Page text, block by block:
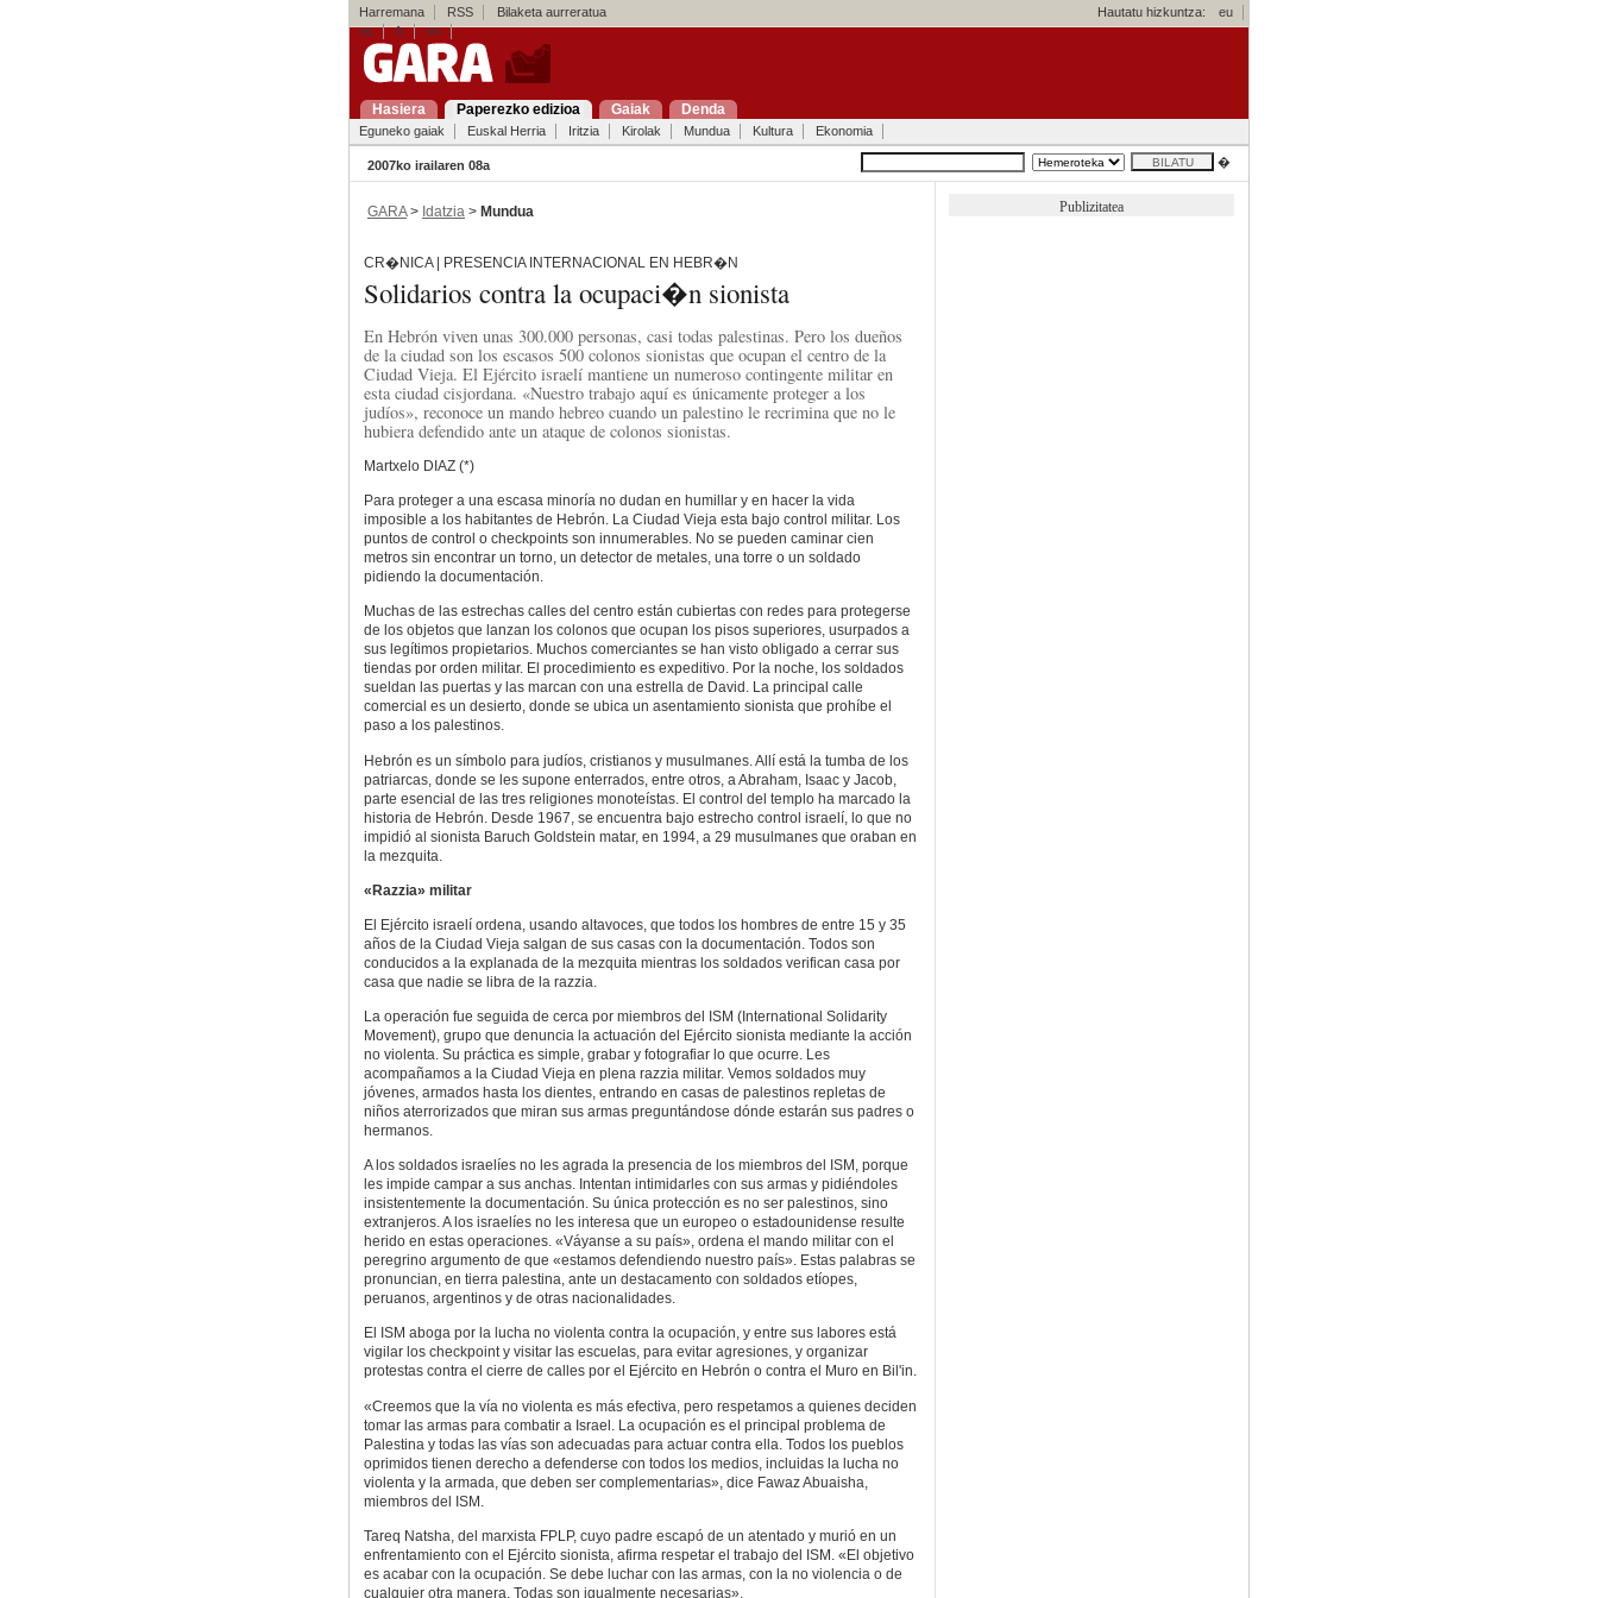
Harremana RSS Bilaketa aurreratua Hautatu hizkuntza:
eu
es
fr en
Hasiera Paperezko edizioa Gaiak Denda
Eguneko gaiak Euskal Herria Iritzia Kirolak Mundua Kultura Ekonomia
2007ko irailaren 08a �
GARA> Idatzia > Mundua
CR�NICA | PRESENCIA INTERNACIONAL EN HEBR�N
Solidarios contra la ocupaci�n sionista
En Hebrón viven unas 300.000 personas, casi todas palestinas. Pero los dueños
de la ciudad son los escasos 500 colonos sionistas que ocupan el centro de la
Ciudad Vieja. El Ejército israelí mantiene un numeroso contingente militar en
esta ciudad cisjordana. «Nuestro trabajo aquí es únicamente proteger a los
judíos», reconoce un mando hebreo cuando un palestino le recrimina que no le
hubiera defendido ante un ataque de colonos sionistas.
Martxelo DIAZ (*)
Para proteger a una escasa minoría no dudan en humillar y en hacer la vida
imposible a los habitantes de Hebrón. La Ciudad Vieja esta bajo control militar. Los
puntos de control o checkpoints son innumerables. No se pueden caminar cien
metros sin encontrar un torno, un detector de metales, una torre o un soldado
pidiendo la documentación.
Muchas de las estrechas calles del centro están cubiertas con redes para protegerse
de los objetos que lanzan los colonos que ocupan los pisos superiores, usurpados a
sus legítimos propietarios. Muchos comerciantes se han visto obligado a cerrar sus
tiendas por orden militar. El procedimiento es expeditivo. Por la noche, los soldados
sueldan las puertas y las marcan con una estrella de David. La principal calle
comercial es un desierto, donde se ubica un asentamiento sionista que prohíbe el
paso a los palestinos.
Hebrón es un símbolo para judíos, cristianos y musulmanes. Allí está la tumba de los
patriarcas, donde se les supone enterrados, entre otros, a Abraham, Isaac y Jacob,
parte esencial de las tres religiones monoteístas. El control del templo ha marcado la
historia de Hebrón. Desde 1967, se encuentra bajo estrecho control israelí, lo que no
impidió al sionista Baruch Goldstein matar, en 1994, a 29 musulmanes que oraban en
la mezquita.
«Razzia» militar
El Ejército israelí ordena, usando altavoces, que todos los hombres de entre 15 y 35
años de la Ciudad Vieja salgan de sus casas con la documentación. Todos son
conducidos a la explanada de la mezquita mientras los soldados verifican casa por
casa que nadie se libra de la razzia.
La operación fue seguida de cerca por miembros del ISM (International Solidarity
Movement), grupo que denuncia la actuación del Ejército sionista mediante la acción
no violenta. Su práctica es simple, grabar y fotografiar lo que ocurre. Les
acompañamos a la Ciudad Vieja en plena razzia militar. Vemos soldados muy
jóvenes, armados hasta los dientes, entrando en casas de palestinos repletas de
niños aterrorizados que miran sus armas preguntándose dónde estarán sus padres o
hermanos.
A los soldados israelíes no les agrada la presencia de los miembros del ISM, porque
les impide campar a sus anchas. Intentan intimidarles con sus armas y pidiéndoles
insistentemente la documentación. Su única protección es no ser palestinos, sino
extranjeros. A los israelíes no les interesa que un europeo o estadounidense resulte
herido en estas operaciones. «Váyanse a su país», ordena el mando militar con el
peregrino argumento de que «estamos defendiendo nuestro país». Estas palabras se
pronuncian, en tierra palestina, ante un destacamento con soldados etíopes,
peruanos, argentinos y de otras nacionalidades.
El ISM aboga por la lucha no violenta contra la ocupación, y entre sus labores está
vigilar los checkpoint y visitar las escuelas, para evitar agresiones, y organizar
protestas contra el cierre de calles por el Ejército en Hebrón o contra el Muro en Bil'in.
«Creemos que la vía no violenta es más efectiva, pero respetamos a quienes deciden
tomar las armas para combatir a Israel. La ocupación es el principal problema de
Palestina y todas las vías son adecuadas para actuar contra ella. Todos los pueblos
oprimidos tienen derecho a defenderse con todos los medios, incluidas la lucha no
violenta y la armada, que deben ser complementarias», dice Fawaz Abuaisha,
miembros del ISM.
Tareq Natsha, del marxista FPLP, cuyo padre escapó de un atentado y murió en un
enfrentamiento con el Ejército sionista, afirma respetar el trabajo del ISM. «El objetivo
es acabar con la ocupación. Se debe luchar con las armas, con la no violencia o de
cualquier otra manera. Todas son igualmente necesarias».
Publizitatea